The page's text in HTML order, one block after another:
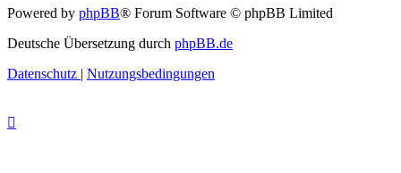
Powered by phpBB® Forum Software © phpBB Limited
Deutsche Übersetzung durch phpBB.de
Datenschutz | Nutzungsbedingungen